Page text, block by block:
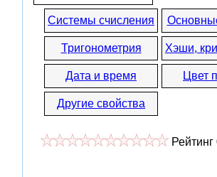
Системы счисления
Тригонометрия Хэши,
Дата и время Цвет
Другие свойства
Рейтинг